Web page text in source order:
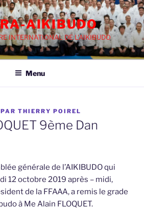
AIKIBUDO
INTERNATIONAL DE L'AIKIBUDO
Menu
PAR THIERRY POIREL
9ème Dan
générale de l’AIKIBUDO qui
12 octobre 2019 après – midi,
de la FFAAA, a remis le grade
à Me Alain FLOQUET.